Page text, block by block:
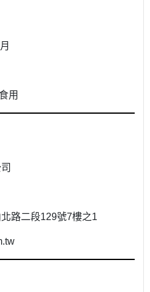
用
路二段129號7樓之1